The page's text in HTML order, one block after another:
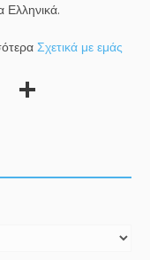
Ελληνικά.
Σχετικά με εμάς